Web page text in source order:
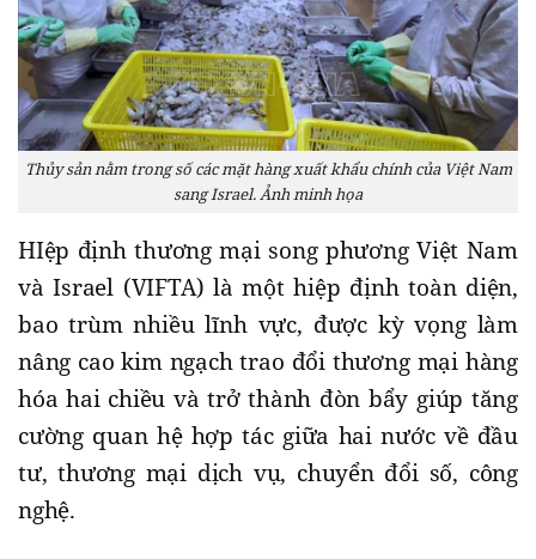
Thủy sản nằm trong số các mặt hàng xuất khẩu chính của Việt Nam
sang Israel. Ảnh minh họa
HIệp định thương mại song phương Việt Nam
và Israel (VIFTA) là một hiệp định toàn diện,
bao trùm nhiều lĩnh vực, được kỳ vọng làm
nâng cao kim ngạch trao đổi thương mại hàng
hóa hai chiều và trở thành đòn bẩy giúp tăng
cường quan hệ hợp tác giữa hai nước về đầu
tư, thương mại dịch vụ, chuyển đổi số, công
nghệ.